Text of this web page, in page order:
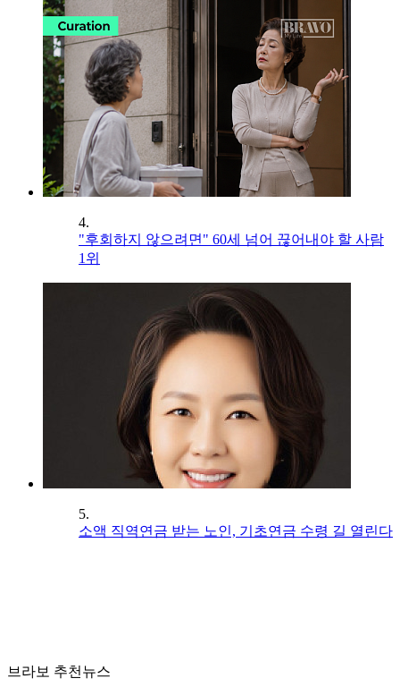
4.
"후회하지 않으려면" 60세 넘어 끊어내야 할 사람
1위
5.
소액 직역연금 받는 노인, 기초연금 수령 길 열린다
브라보 추천뉴스